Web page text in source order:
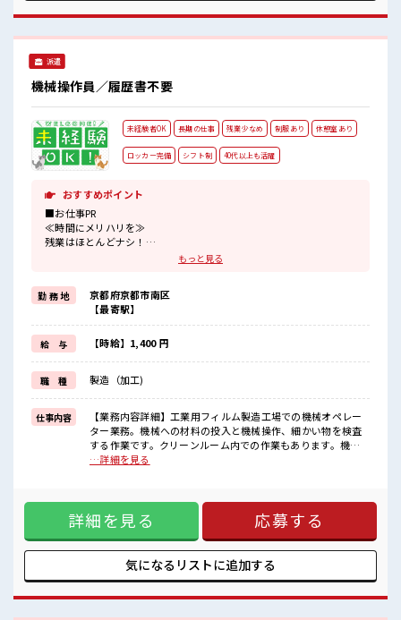
派遣
機械操作員／履歴書不要
未経験者OK 長期の仕事 残業少なめ 制服あり 休憩室あり
ロッカー完備 シフト制 40代以上も活躍
おすすめポイント
■お仕事PR
≪時間にメリハリを≫
残業はほとんどナシ！
場合によってはお願いすることもあります♪
制服があるので、
毎日の服装の悩み解消♪
≪未経験OKの仕事≫
新しいことにチャレンジするのは不安だけど、
しっかり働く環境が整っています！
イチからスキルUP・ステップUP目指していきましょう！
≪収入アップを目指せる≫
高時給だらけの派遣のお仕事です！
■職場の雰囲気
休憩時間にゆっくりできるスペース完備！
ロッカーあり！
安心してお仕事に集中♪
もっと見る
勤 務 地
京都府京都市南区
【最寄駅】
給 与 【時給】1,400 円
職 種 製造（加工)
仕事内容
【業務内容詳細】工業用フィルム製造工場での機械オペレー
ター業務。機械への材料の投入と機械操作、細かい物を検査
する作業です。クリーンルーム内での作業もあります。機械
熱で暑い職場もあります。残業ほぼありません。【取扱製品
♪ ≪機能的な制服アリ≫ 制服があるので、 毎日の服装の悩み
解消♪ ≪未経験OKの仕事≫ 新しいことにチャレンジするの
は不安だけど、 しっかり働く環境が整っています！ イチから
スキルUP・ステップUP目指していきましょう！ ≪収入アッ
プを目指せる≫ 高時給だらけの派遣のお仕事です！ ■職場の
雰囲気 休憩時間にゆっくりできるスペース完備！ ロッカーあ
…詳細を見る
詳細を見る 応募する
気になるリストに追加する